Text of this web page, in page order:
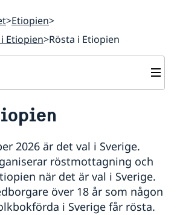
Etiopien
Etiopien Rösta i Etiopien
i Etiopien
för vuxna
för barn under 18 år
pass för barn under 18 år
i Etiopien
utomlands
2026 är det val i Sverige.
röstmottagning och
när det är val i Sverige.
över 18 år som någon
i Sverige får rösta.